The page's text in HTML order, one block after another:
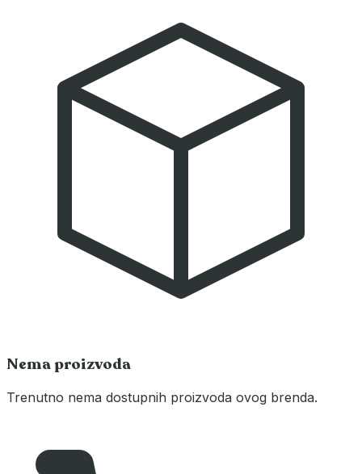
Nema proizvoda
Trenutno nema dostupnih proizvoda ovog brenda.